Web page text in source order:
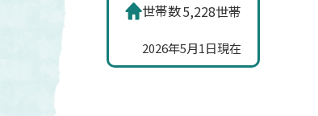
世帯数5,228世帯
2026年5月1日現在